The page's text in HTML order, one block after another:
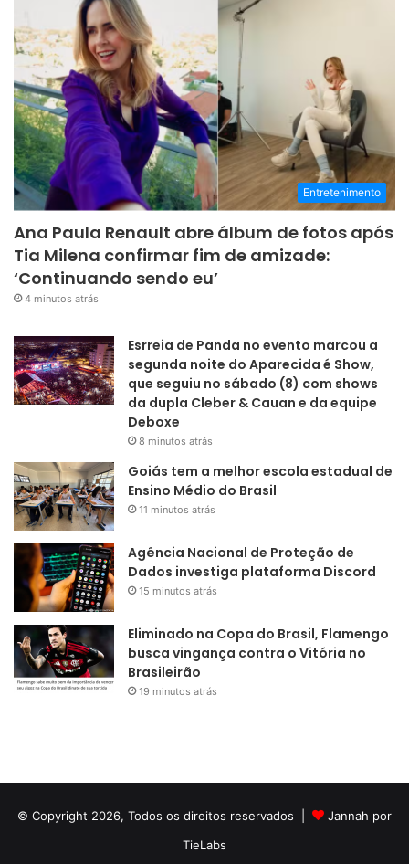
Entretenimento
Ana Paula Renault abre álbum de fotos após
Tia Milena confirmar fim de amizade:
‘Continuando sendo eu’
4 minutos atrás
Esrreia de Panda no evento marcou a
segunda noite do Aparecida é Show,
que seguiu no sábado (8) com shows
da dupla Cleber & Cauan e da equipe
Deboxe
8 minutos atrás
Goiás tem a melhor escola estadual de
Ensino Médio do Brasil
11 minutos atrás
Agência Nacional de Proteção de
Dados investiga plataforma Discord
15 minutos atrás
Eliminado na Copa do Brasil, Flamengo
busca vingança contra o Vitória no
Brasileirão
19 minutos atrás
© Copyright 2026, Todos os direitos reservados |
Jannah por
TieLabs